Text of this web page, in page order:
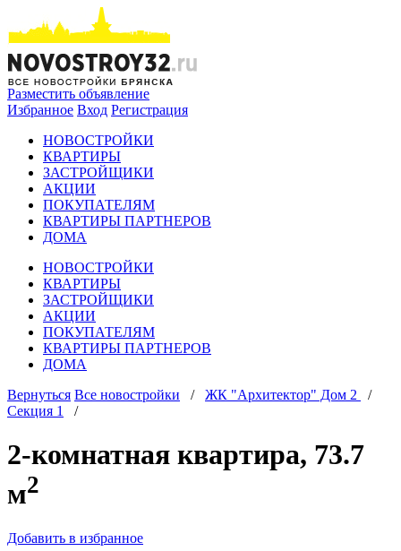
Разместить объявление
Избранное Вход Регистрация
НОВОСТРОЙКИ
КВАРТИРЫ
ЗАСТРОЙЩИКИ
АКЦИИ
ПОКУПАТЕЛЯМ
КВАРТИРЫ ПАРТНЕРОВ
ДОМА
НОВОСТРОЙКИ
КВАРТИРЫ
ЗАСТРОЙЩИКИ
АКЦИИ
ПОКУПАТЕЛЯМ
КВАРТИРЫ ПАРТНЕРОВ
ДОМА
Вернуться Все новостройки / ЖК "Архитектор" Дом 2
/
Секция 1
/
2-комнатная квартира, 73.7
м2
Добавить в избранное